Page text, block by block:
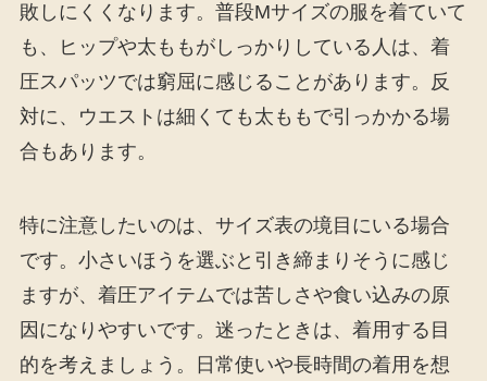
敗しにくくなります。普段Mサイズの服を着ていて
も、ヒップや太ももがしっかりしている人は、着
圧スパッツでは窮屈に感じることがあります。反
対に、ウエストは細くても太ももで引っかかる場
合もあります。
特に注意したいのは、サイズ表の境目にいる場合
です。小さいほうを選ぶと引き締まりそうに感じ
ますが、着圧アイテムでは苦しさや食い込みの原
因になりやすいです。迷ったときは、着用する目
的を考えましょう。日常使いや長時間の着用を想